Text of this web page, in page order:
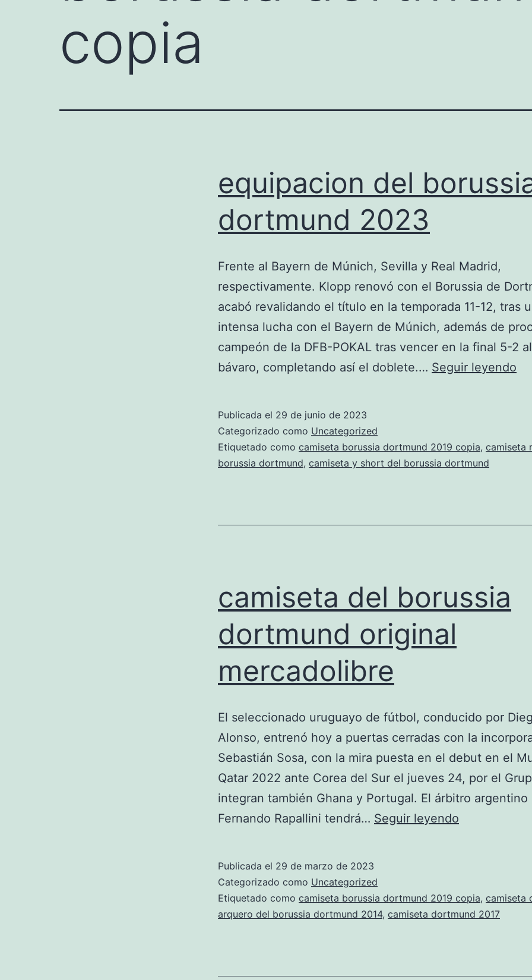
copia
equipacion del
dortmund 2023
Frente al Bayern de Múnich, Sevilla y Real Madrid,
respectivamente. Klopp renovó con el Borussia de
acabó revalidando el título en la temporada 11-12, tras
intensa lucha con el Bayern de Múnich, además de
campeón de la DFB-POKAL tras vencer en la final 5-2
bávaro, completando así el doblete.… Seguir leyendo
Publicada el 29 de junio de 2023
Categorizado como Uncategorized
Etiquetado como camiseta borussia dortmund 2019 copia, camiseta
borussia dortmund, camiseta y short del borussia dortmund
camiseta del borussia
dortmund original
mercadolibre
El seleccionado uruguayo de fútbol, conducido por
Alonso, entrenó hoy a puertas cerradas con la
Sebastián Sosa, con la mira puesta en el debut en el
Qatar 2022 ante Corea del Sur el jueves 24, por el
integran también Ghana y Portugal. El árbitro argentino
Fernando Rapallini tendrá… Seguir leyendo
original
mercadolibre
Publicada el 29 de marzo de 2023
Categorizado como Uncategorized
Etiquetado como camiseta borussia dortmund 2019 copia, camiseta
arquero del borussia dortmund 2014, camiseta dortmund 2017